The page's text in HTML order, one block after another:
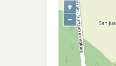
+
−